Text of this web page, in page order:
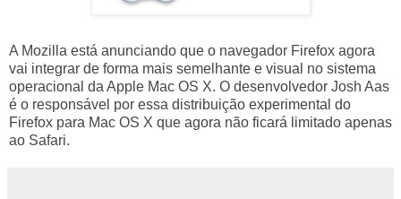
A Mozilla está anunciando que o navegador Firefox agora
vai integrar de forma mais semelhante e visual no sistema
operacional da Apple Mac OS X. O desenvolvedor Josh Aas
é o responsável por essa distribuição experimental do
Firefox para Mac OS X que agora não ficará limitado apenas
ao Safari.